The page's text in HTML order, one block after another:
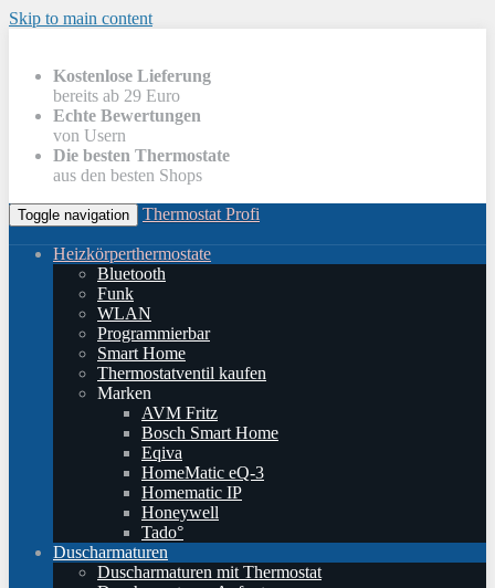
Skip to main content
Kostenlose Lieferung
bereits ab 29 Euro
Echte Bewertungen
von Usern
Die besten Thermostate
aus den besten Shops
Toggle navigation Thermostat Profi
Heizkörperthermostate
Bluetooth
Funk
WLAN
Programmierbar
Smart Home
Thermostatventil kaufen
Marken
AVM Fritz
Bosch Smart Home
Eqiva
HomeMatic eQ-3
Homematic IP
Honeywell
Tado°
Duscharmaturen
Duscharmaturen mit Thermostat